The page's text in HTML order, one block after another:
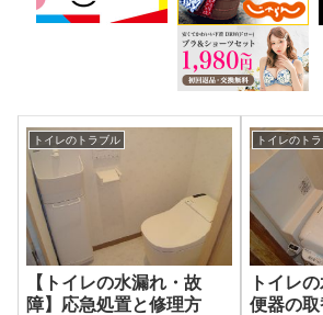
トイレのトラブル
【トイレの水漏れ・故
障】応急処置と修理方
トイレのト
トイレ
便器の